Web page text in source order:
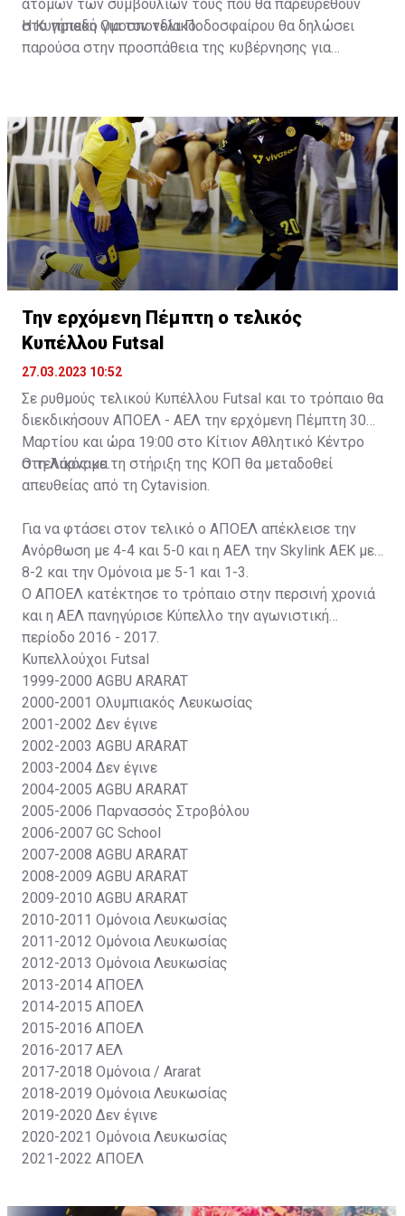
ατόμων των συμβουλίων τους που θα παρευρεθούν
στο γήπεδο για τον τελικό.
Η Κυπριακή Ομοσπονδία Ποδοσφαίρου θα δηλώσει
παρούσα στην προσπάθεια της κυβέρνησης για
Την ερχόμενη Πέμπτη ο τελικός
Κυπέλλου Futsal
27.03.2023 10:52
Σε ρυθμούς τελικού Κυπέλλου Futsal και το τρόπαιο θα
διεκδικήσουν ΑΠΟΕΛ - ΑΕΛ την ερχόμενη Πέμπτη 30
Μαρτίου και ώρα 19:00 στο Κίτιον Αθλητικό Κέντρο
στη Λάρνακα.
Ο τελικός με τη στήριξη της ΚΟΠ θα μεταδοθεί
απευθείας από τη Cytavision.
Για να φτάσει στον τελικό ο ΑΠΟΕΛ απέκλεισε την
Ανόρθωση με 4-4 και 5-0 και η ΑΕΛ την Skylink ΑΕΚ με
8-2 και την Ομόνοια με 5-1 και 1-3.
Ο ΑΠΟΕΛ κατέκτησε το τρόπαιο στην περσινή χρονιά
και η ΑΕΛ πανηγύρισε Κύπελλο την αγωνιστική
περίοδο 2016 - 2017.
Κυπελλούχοι Futsal
1999-2000 AGBU ARARAT
2000-2001 Ολυμπιακός Λευκωσίας
2001-2002 Δεν έγινε
2002-2003 AGBU ARARAT
2003-2004 Δεν έγινε
2004-2005 AGBU ARARAT
2005-2006 Παρνασσός Στροβόλου
2006-2007 GC School
2007-2008 AGBU ARARAT
2008-2009 AGBU ARARAT
2009-2010 AGBU ARARAT
2010-2011 Ομόνοια Λευκωσίας
2011-2012 Ομόνοια Λευκωσίας
2012-2013 Ομόνοια Λευκωσίας
2013-2014 ΑΠΟΕΛ
2014-2015 ΑΠΟΕΛ
2015-2016 ΑΠΟΕΛ
2016-2017 ΑΕΛ
2017-2018 Ομόνοια / Ararat
2018-2019 Ομόνοια Λευκωσίας
2019-2020 Δεν έγινε
2020-2021 Ομόνοια Λευκωσίας
2021-2022 ΑΠΟΕΛ